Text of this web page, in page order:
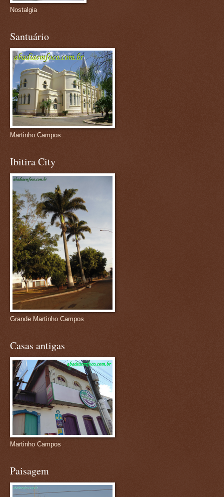
Nostalgia
Santuário
Martinho Campos
Ibitira City
Grande Martinho Campos
Casas antigas
Martinho Campos
Paisagem